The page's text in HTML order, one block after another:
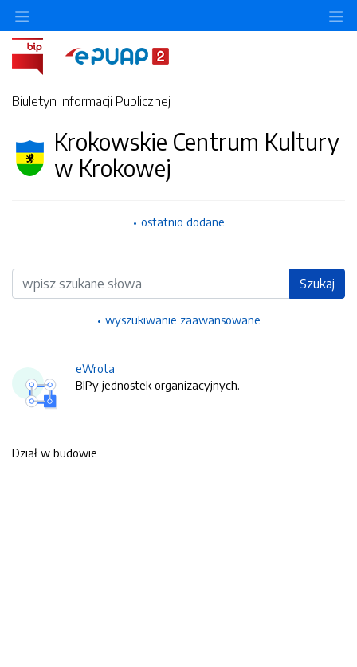
Biuletyn Informacji Publicznej
Krokowskie Centrum Kultury
w Krokowej
ostatnio dodane
Wyszukiwarka Szukaj
wyszukiwanie zaawansowane
eWrota
BIPy jednostek organizacyjnych.
Dział w budowie